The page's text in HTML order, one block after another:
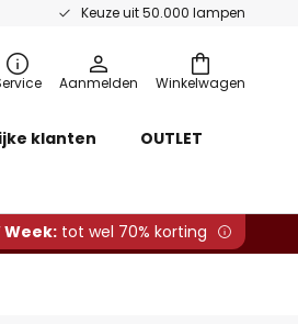
Keuze uit 50.000 lampen
Winkelwagen
Aanmelden
klanten OUTLET
Week: tot wel 70% korting